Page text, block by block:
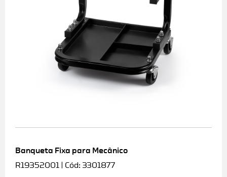
Banqueta Fixa para Mecânico
R19352001 | Cód: 3301877